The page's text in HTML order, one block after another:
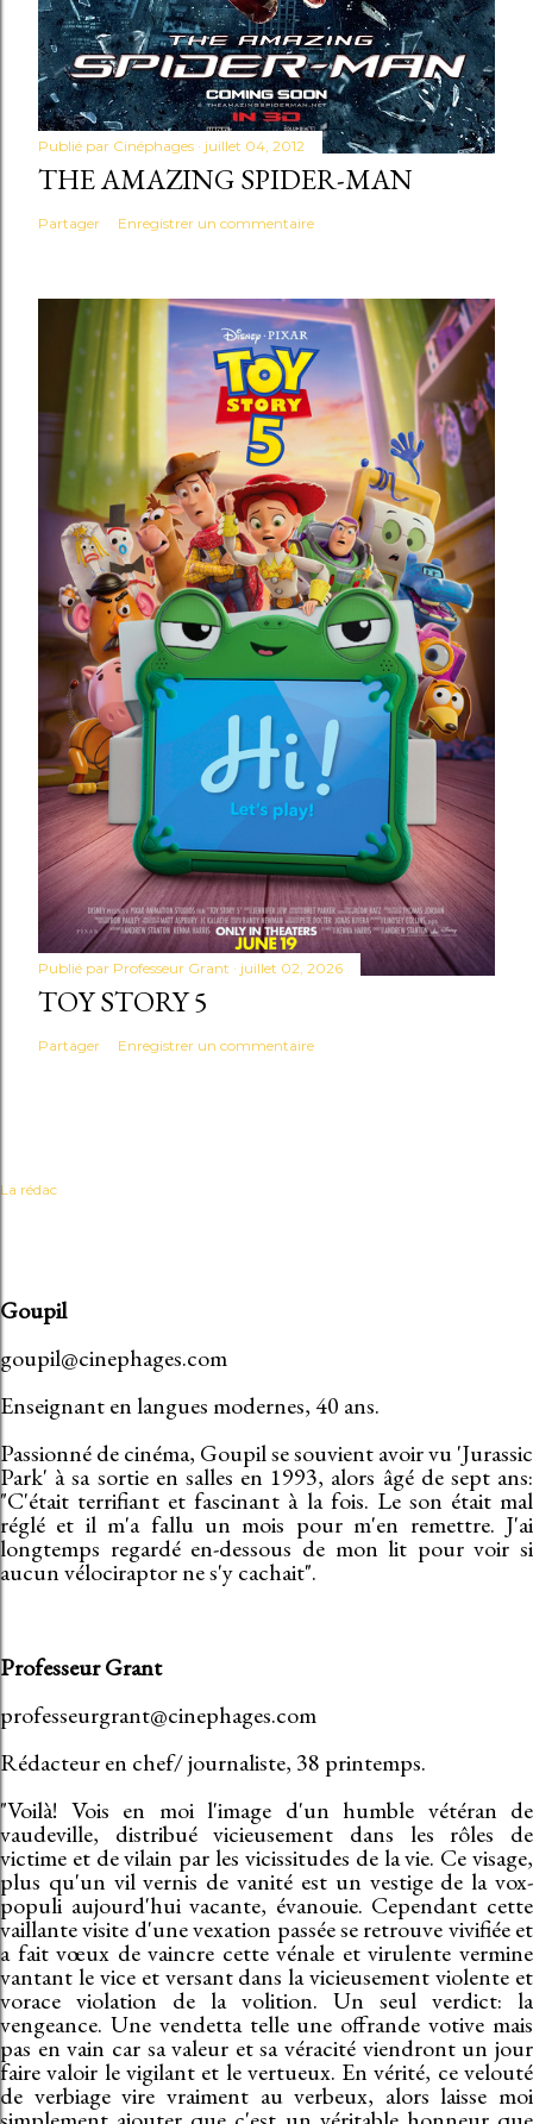
Publié par Cinéphages juillet 04, 2012
THE AMAZING SPIDER-MAN
Partager Enregistrer un commentaire
Publié par Professeur Grant juillet 02, 2026
TOY STORY 5
Partager Enregistrer un commentaire
La rédac
Goupil
goupil@cinephages.com
Enseignant en langues modernes, 40 ans.
Passionné de cinéma, Goupil se souvient avoir vu 'Jurassic
Park' à sa sortie en salles en 1993, alors âgé de sept ans:
"C'était terrifiant et fascinant à la fois. Le son était mal
réglé et il m'a fallu un mois pour m'en remettre. J'ai
longtemps regardé en-dessous de mon lit pour voir si
aucun vélociraptor ne s'y cachait".
Professeur Grant
professeurgrant@cinephages.com
Rédacteur en chef/ journaliste, 38 printemps.
"Voilà! Vois en moi l'image d'un humble vétéran de
vaudeville, distribué vicieusement dans les rôles de
victime et de vilain par les vicissitudes de la vie. Ce visage,
plus qu'un vil vernis de vanité est un vestige de la vox-
populi aujourd'hui vacante, évanouie. Cependant cette
vaillante visite d'une vexation passée se retrouve vivifiée et
a fait vœux de vaincre cette vénale et virulente vermine
vantant le vice et versant dans la vicieusement violente et
vorace violation de la volition. Un seul verdict: la
vengeance. Une vendetta telle une offrande votive mais
pas en vain car sa valeur et sa véracité viendront un jour
faire valoir le vigilant et le vertueux. En vérité, ce velouté
de verbiage vire vraiment au verbeux, alors laisse moi